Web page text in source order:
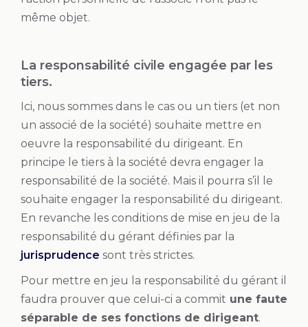
même objet.
La responsabilité civile engagée par les
tiers.
Ici, nous sommes dans le cas ou un tiers (et non
un associé de la société) souhaite mettre en
oeuvre la responsabilité du dirigeant. En
principe le tiers à la société devra engager la
responsabilité de la société. Mais il pourra s’il le
souhaite engager la responsabilité du dirigeant.
En revanche les conditions de mise en jeu de la
responsabilité du gérant définies par la
jurisprudence sont très strictes.
Pour mettre en jeu la responsabilité du gérant il
faudra prouver que celui-ci a commit une faute
séparable de ses fonctions de dirigeant.